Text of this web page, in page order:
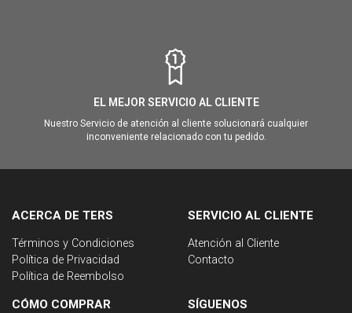
EL MEJOR SERVICIO AL CLIENTE
Nuestro Servicio de atención al cliente solucionará cualquier
inconveniente relacionado con tu pedido.
ACERCA DE TERS
Términos y Condiciones
Política de Privacidad
Política de Reembolso
SERVICIO AL CLIENTE
Atención al Cliente
Contacto
CÓMO COMPRAR SÍGUENOS